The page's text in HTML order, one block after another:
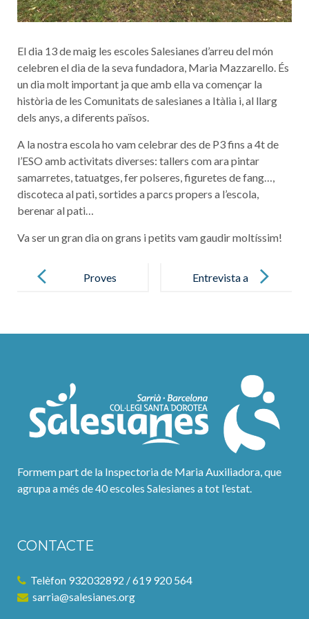
El dia 13 de maig les escoles Salesianes d’arreu del món
celebren el dia de la seva fundadora, Maria Mazzarello. És
un dia molt important ja que amb ella va començar la
història de les Comunitats de salesianes a Itàlia i, al llarg
dels anys, a diferents països.
A la nostra escola ho vam celebrar des de P3 fins a 4t de
l’ESO amb activitats diverses: tallers com ara pintar
samarretes, tatuatges, fer polseres, figuretes de fang…,
discoteca al pati, sortides a parcs propers a l’escola,
berenar al pati…
Va ser un gran dia on grans i petits vam gaudir moltíssim!
navigation
Proves
Entrevista a
Formem part de la Inspectoria de Maria Auxiliadora, que
agrupa a més de 40 escoles Salesianes a tot l’estat.
CONTACTE
Telèfon 932032892 / 619 920 564
sarria@salesianes.org